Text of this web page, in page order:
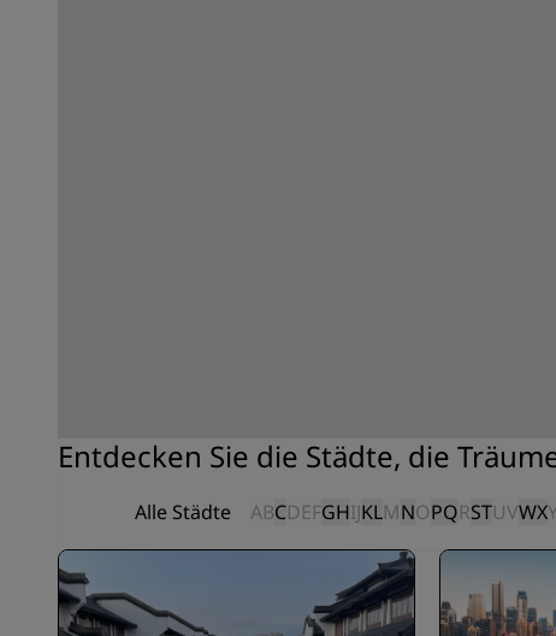
Entdecken Sie die Städte, die
Alle Städte ABCDEFGHIJKLMNOPQRSTUVWXY